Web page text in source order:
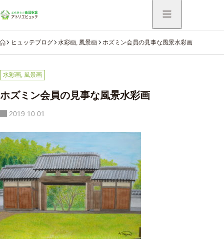
HOME
ヒュッテブログ 水彩画, 風景画 ホズミン会員の見事な風景水彩画
水彩画, 風景画
ホズミン会員の見事な風景水彩画
2019.10.01